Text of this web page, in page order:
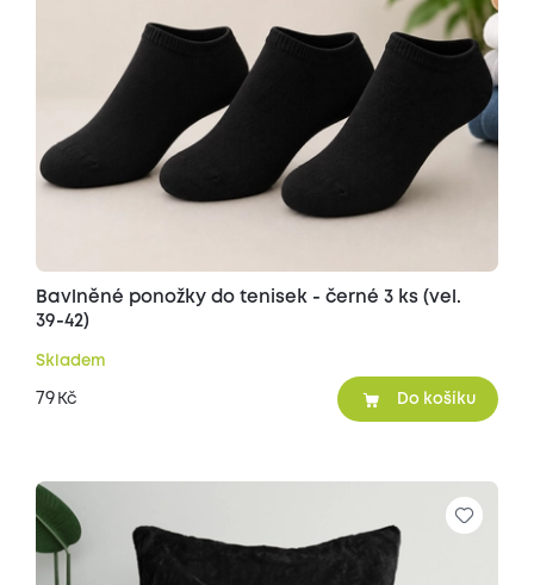
Bavlněné ponožky do tenisek - černé 3 ks (vel.
39-42)
Skladem
79 Kč Do košíku